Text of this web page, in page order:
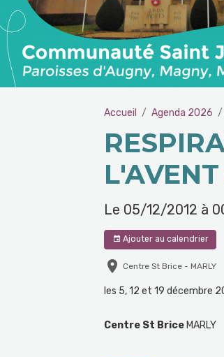
Accueil Agenda 2026
Le 05/12/2012 à
Ajouter au calendrier
Centre St Brice - MARLY
les 5, 12 et 19 décembre
Centre St Brice MARLY